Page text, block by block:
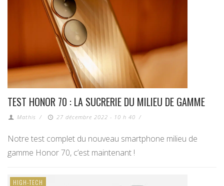
TEST HONOR 70 : LA SUCRERIE DU MILIEU DE GAMME
Mathis / 27 décembre 2022 - 10 h 40 /
Notre test complet du nouveau smartphone milieu de
gamme Honor 70, c’est maintenant !
HIGH-TECH